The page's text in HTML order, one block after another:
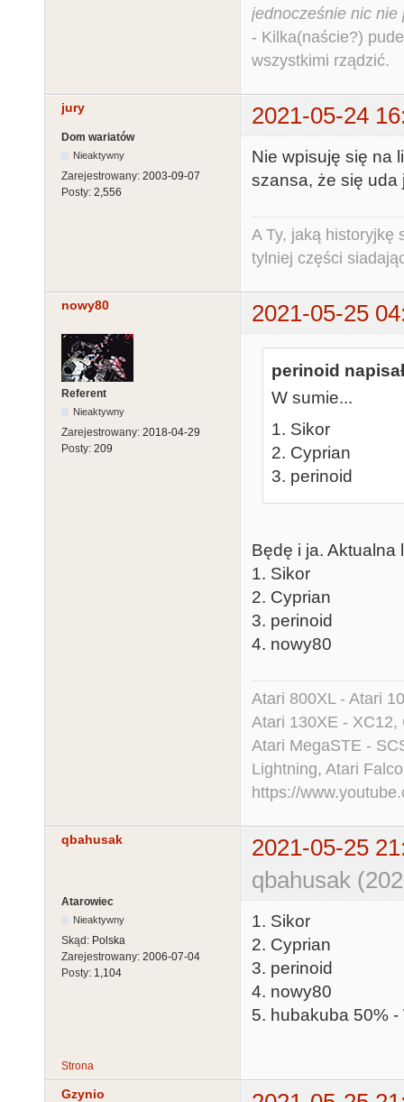
jednocześnie nic nie
- Kilka(naście?)
wszystkimi rządzić.
jury 2021-05-24
Dom wariatów
Nieaktywny
Zarejestrowany: 2003-09-07
Posty: 2,556
Nie wpisuję się na
szansa, że się uda
A Ty, jaką historyjkę
tylniej części
nowy80 2021-05-25
Referent
Nieaktywny
Zarejestrowany: 2018-04-29
Posty: 209
perinoid
W sumie...
1. Sikor
2. Cyprian
3. perinoid
Będę i ja. Aktualna
1. Sikor
2. Cyprian
3. perinoid
4. nowy80
Atari 800XL - Atari
Atari 130XE - XC12,
Atari MegaSTE -
Lightning, Atari
https://
qbahusak
2021-05-25
qbahusak
Atarowiec
Nieaktywny
Skąd: Polska
Zarejestrowany: 2006-07-04
Posty: 1,104
1. Sikor
2. Cyprian
3. perinoid
4. nowy80
5. hubakuba 50% -
Strona
Gzynio